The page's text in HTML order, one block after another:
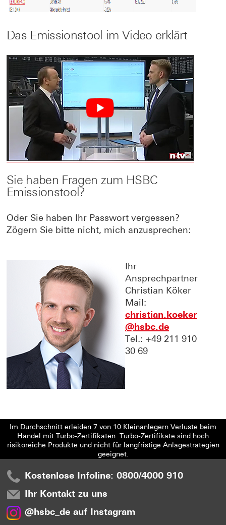
Das Emissionstool im Video erklärt
Sie haben Fragen zum HSBC
Emissionstool?
Oder Sie haben Ihr Passwort vergessen?
Zögern Sie bitte nicht, mich anzusprechen:
Ihr
Ansprechpartner
Christian Köker
Mail:
christian.koeker
@hsbc.de
Tel.: +49 211 910
30 69
Im Durchschnitt erleiden 7 von 10 Kleinanlegern Verluste beim
Handel mit Turbo-Zertifikaten. Turbo-Zertifikate sind hoch
risikoreiche Produkte und nicht für langfristige Anlagestrategien
geeignet.
Kostenlose Infoline: 0800/4000 910
Ihr Kontakt zu uns
@hsbc_de auf Instagram